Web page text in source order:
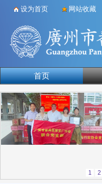
设为首页 网站收藏
首页
合作单位
1 2